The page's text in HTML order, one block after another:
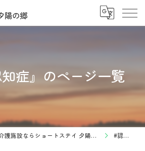
症』のページ一覧
秋田県由利本荘市の介護施設ならショートステイ 夕陽の郷 #認知症